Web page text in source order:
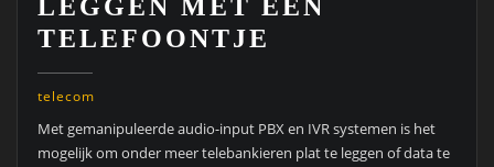
PIEPJES
Multi Frequency). Een voorbeeld van DTMF is het welbekende
keuzemenu. Wanneer een gebruiker een toets indrukt, geeft
deze een bepaalde toon (frequency) door, die wordt herkent